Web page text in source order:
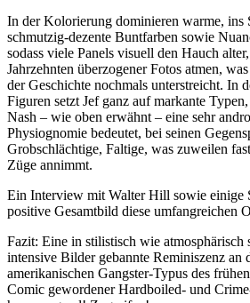
In der Kolorierung dominieren warme, ins
schmutzig-dezente Buntfarben sowie
sodass viele Panels visuell den Hauch
Jahrzehnten überzogener Fotos atmen,
der Geschichte nochmals unterstreicht. In
Figuren setzt Jef ganz auf markante
Nash – wie oben erwähnt – eine sehr
Physiognomie bedeutet, bei seinen
Grobschlächtige, Faltige, was zuweilen
Züge annimmt.
Ein Interview mit Walter Hill sowie einige
positive Gesamtbild diese umfangreichen
Fazit: Eine in stilistisch wie atmosphärisch
intensive Bilder gebannte Reminiszenz an
amerikanischen Gangster-Typus des
Comic gewordener Hardboiled- und